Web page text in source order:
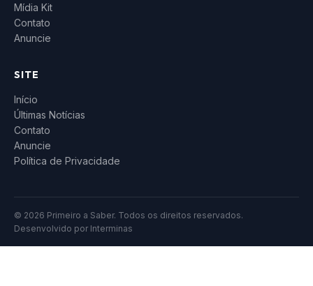
Mídia Kit
Contato
Anuncie
SITE
Início
Últimas Notícias
Contato
Anuncie
Política de Privacidade
© 2026 Primeiro a Saber. Todos os direitos reservados.
Desenvolvido por Interminas